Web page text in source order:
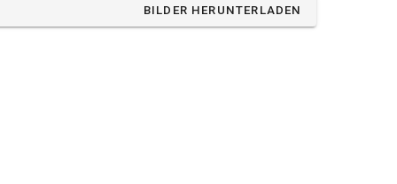
BILDER HERUNTERLADEN